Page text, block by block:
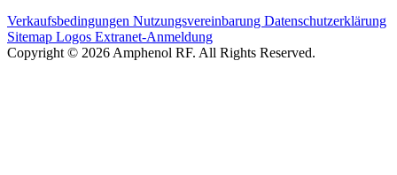
Verkaufsbedingungen Nutzungsvereinbarung Datenschutzerklärung
Sitemap Logos Extranet-Anmeldung
Copyright © 2026 Amphenol RF. All Rights Reserved.